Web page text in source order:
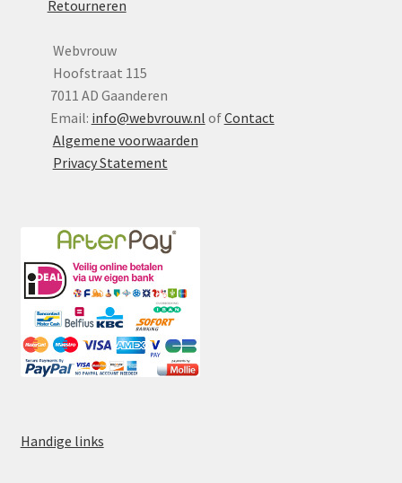
Yoni eggs
Diverse
Retourneren
Webvrouw
Hoofstraat 115
7011 AD Gaanderen
Email: info@webvrouw.nl ofContact
Algemene voorwaarden
Privacy Statement
Handige links